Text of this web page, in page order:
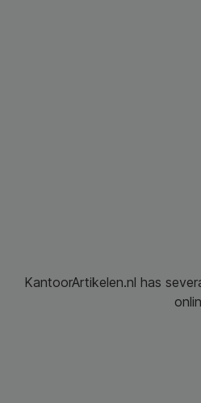
KantoorArtikelen.nl has